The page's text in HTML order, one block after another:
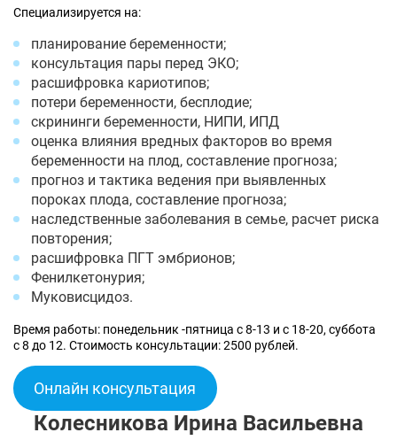
Специализируется на:
планирование беременности;
консультация пары перед ЭКО;
расшифровка кариотипов;
потери беременности, бесплодие;
скрининги беременности, НИПИ, ИПД
оценка влияния вредных факторов во время
беременности на плод, составление прогноза;
прогноз и тактика ведения при выявленных
пороках плода, составление прогноза;
наследственные заболевания в семье, расчет риска
повторения;
расшифровка ПГТ эмбрионов;
Фенилкетонурия;
Муковисцидоз.
Время работы: понедельник -пятница с 8-13 и с 18-20, суббота
с 8 до 12. Стоимость консультации: 2500 рублей.
Онлайн консультация
Колесникова Ирина Васильевна